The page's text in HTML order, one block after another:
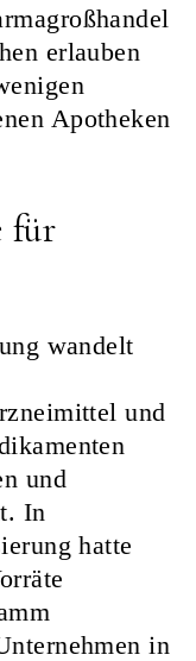
erlauben
Apotheken
für
wandelt
und
und
In
hatte
in